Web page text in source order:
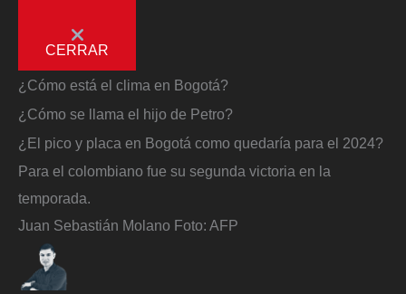
CERRAR
¿Cómo está el clima en Bogotá?
¿Cómo se llama el hijo de Petro?
¿El pico y placa en Bogotá como quedaría para el 2024?
Para el colombiano fue su segunda victoria en la
temporada.
Juan Sebastián Molano Foto: AFP